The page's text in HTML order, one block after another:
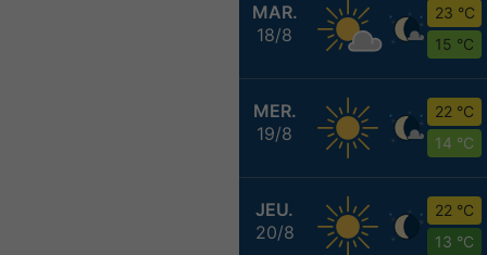
MAR.
18/8
23 °C
15 °C
MER.
19/8
22 °C
14 °C
JEU.
20/8
22 °C
13 °C